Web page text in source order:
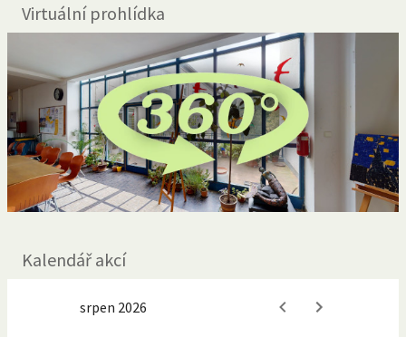
Virtuální prohlídka
Kalendář akcí
srpen 2026